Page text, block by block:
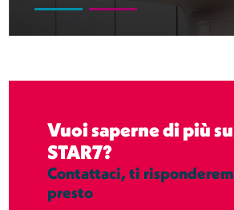
Vuoi saperne di più
STAR7?
Contattaci, ti
presto